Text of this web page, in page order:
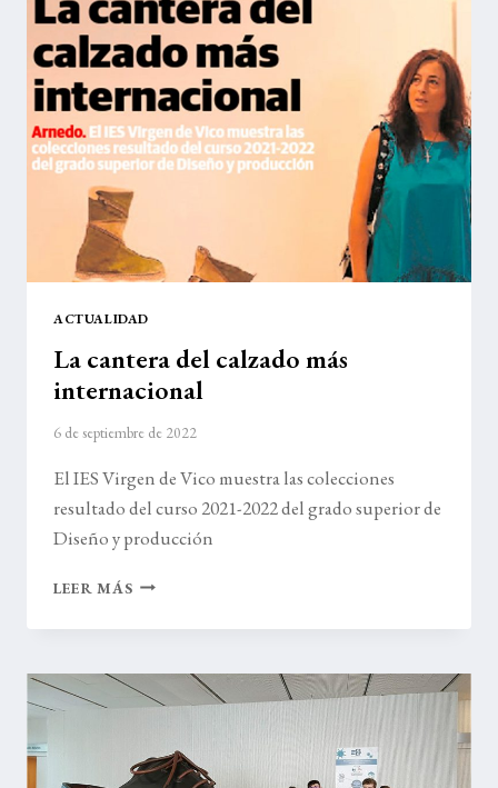
RIOJA
ARNEDO
2022
ACTUALIDAD
La cantera del calzado más
internacional
6 de septiembre de 2022
El IES Virgen de Vico muestra las colecciones
resultado del curso 2021-2022 del grado superior de
Diseño y producción
LEER MÁSLA
DEL
MÁS
INTERNACIONAL